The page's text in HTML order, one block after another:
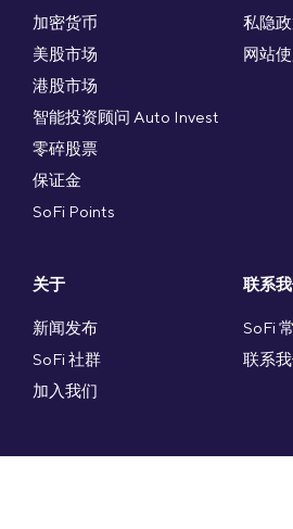
加密货币
美股市场
港股市场
智能投资顾问 Auto Invest
零碎股票
保证金
SoFi Points
私隐
网站
关于
新闻发布
SoFi 社群
加入我们
联系我
SoFi
联系